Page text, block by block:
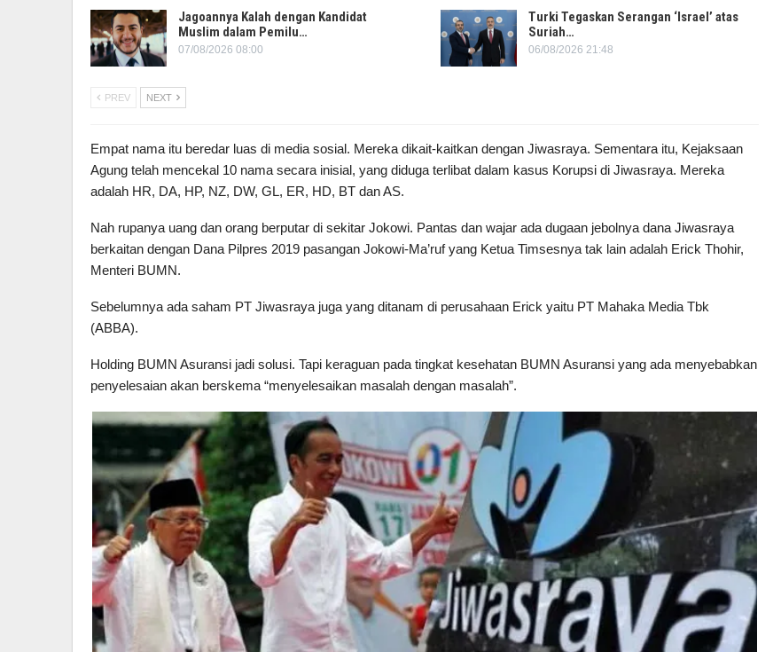
Jagoannya Kalah dengan Kandidat
Muslim dalam Pemilu…
07/08/2026 08:00
Turki Tegaskan Serangan ‘Israel’ atas
Suriah…
06/08/2026 21:48
PREV NEXT
Empat nama itu beredar luas di media sosial. Mereka dikait-kaitkan dengan Jiwasraya. Sementara itu, Kejaksaan
Agung telah mencekal 10 nama secara inisial, yang diduga terlibat dalam kasus Korupsi di Jiwasraya. Mereka
adalah HR, DA, HP, NZ, DW, GL, ER, HD, BT dan AS.
Nah rupanya uang dan orang berputar di sekitar Jokowi. Pantas dan wajar ada dugaan jebolnya dana Jiwasraya
berkaitan dengan Dana Pilpres 2019 pasangan Jokowi-Ma’ruf yang Ketua Timsesnya tak lain adalah Erick Thohir,
Menteri BUMN.
Sebelumnya ada saham PT Jiwasraya juga yang ditanam di perusahaan Erick yaitu PT Mahaka Media Tbk
(ABBA).
Holding BUMN Asuransi jadi solusi. Tapi keraguan pada tingkat kesehatan BUMN Asuransi yang ada menyebabkan
penyelesaian akan berskema “menyelesaikan masalah dengan masalah”.